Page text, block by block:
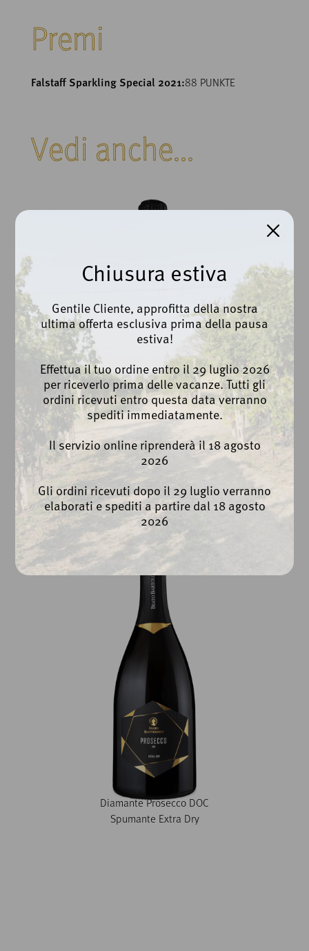
Premi
Falstaff Sparkling Special 2021:88 PUNKTE
Vedi anche...
Diamante Prosecco DOC
Spumante Brut Biologico
Diamante Prosecco DOC
Spumante Extra Dry
Chiusura estiva
Gentile Cliente, approfitta della nostra
ultima offerta esclusiva prima della pausa
estiva!
Effettua il tuo ordine entro il 29 luglio 2026
per riceverlo prima delle vacanze. Tutti gli
ordini ricevuti entro questa data verranno
spediti immediatamente.
Il servizio online riprenderà il 18 agosto
2026
Gli ordini ricevuti dopo il 29 luglio verranno
elaborati e spediti a partire dal 18 agosto
2026